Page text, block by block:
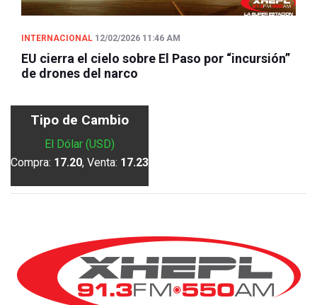
INTERNACIONAL 12/02/2026 11:46 AM
EU cierra el cielo sobre El Paso por “incursión”
de drones del narco
Tipo de Cambio
El Dólar (USD)
Compra: 17.20, Venta: 17.23